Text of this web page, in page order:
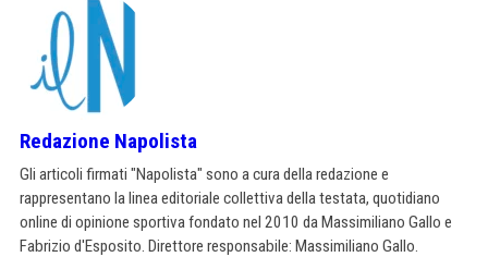
Redazione Napolista
Gli articoli firmati "Napolista" sono a cura della redazione e
rappresentano la linea editoriale collettiva della testata, quotidiano
online di opinione sportiva fondato nel 2010 da Massimiliano Gallo e
Fabrizio d'Esposito. Direttore responsabile: Massimiliano Gallo.